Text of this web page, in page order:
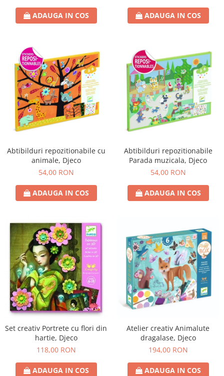
ADAUGA IN COS ADAUGA IN COS
Abtibilduri repozitionabile cu
animale, Djeco
54,00 RON
ADAUGA IN COS
Abtibilduri repozitionabile
Parada muzicala, Djeco
54,00 RON
ADAUGA IN COS
Set creativ Portrete cu flori din
hartie, Djeco
118,00 RON
ADAUGA IN COS
Atelier creativ Animalute
dragalase, Djeco
194,00 RON
ADAUGA IN COS